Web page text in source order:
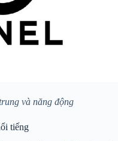
và năng động
tiếng